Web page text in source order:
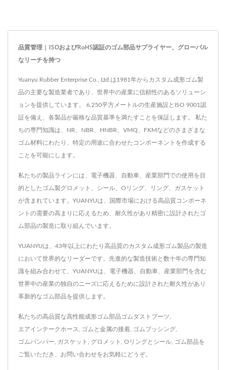
品質管理 | ISOおよびRoHS認証のゴム部品サプライヤー、グローバル
なリーチを持つ
Yuanyu Rubber Enterprise Co., Ltd.は1981年からカスタム成形ゴム製
品の主要な製造業者であり、世界中の産業に信頼性のあるソリューシ
ョンを提供しています。 6,250平方メートルの生産施設とISO 9001認
証を備え、各製品が厳格な品質基準を満たすことを保証します。 私た
ちの専門知識は、NR、NBR、HNBR、VMQ、FKMなどのさまざまな
ゴム材料にわたり、特定の用途に合わせたコンポーネントを作成する
ことを可能にします。
私たちの製品ラインには、電子機器、自動車、産業部門での使用を目
的としたゴム製グロメット、シール、Oリング、リング、ガスケット
が含まれています。YUANYUは、国際市場における高品質コンポーネ
ントの需要の高まりに応えるため、耐久性があり精密に設計されたゴ
ム部品の製造に取り組んでいます。
YUANYUは、43年以上にわたり高品質のカスタム成形ゴム製品の製造
において世界的なリーダーです。先進的な製造技術と数十年の専門知
識を組み合わせて、YUANYUは、電子機器、自動車、産業部門を含む
世界中の産業の独自のニーズに応えるために設計された耐久性があり
革新的なゴム部品を提供します。
私たちの高品質な高性能成形ゴム部品ゴムダストブーツ
エアインテークホース ゴムと金属の接着 ゴムブッシング
ゴムバンパー ガスケット グロメット Oリングとシール ゴム部品を
ご覧いただき、 お問い合わせをお気軽にどうぞ。